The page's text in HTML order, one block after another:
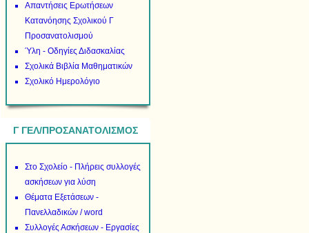
Απαντήσεις Ερωτήσεων
Κατανόησης Σχολικού Γ
Προσανατολισμού
Ύλη - Οδηγίες Διδασκαλίας
Σχολικά Βιβλία Μαθηματικών
Σχολικό Ημερολόγιο
Γ ΓΕΛ/ΠΡΟΣΑΝΑΤΟΛΙΣΜΟΣ
Στο Σχολείο - Πλήρεις συλλογές
ασκήσεων για λύση
Θέματα Εξετάσεων -
Πανελλαδικών / word
Συλλογές Ασκήσεων - Εργασίες